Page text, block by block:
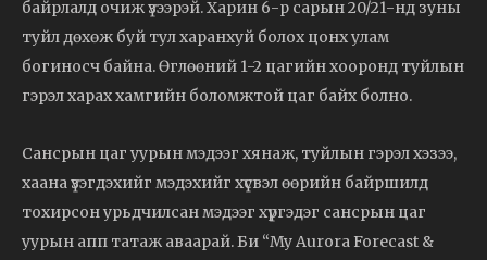
байрлалд очиж үзээрэй. Харин 6-р сарын 20/21-нд зуны
туйл дөхөж буй тул харанхуй болох цонх улам
богиносч байна. Өглөөний 1-2 цагийн хооронд туйлын
гэрэл харах хамгийн боломжтой цаг байх болно.
Сансрын цаг уурын мэдээг хянаж, туйлын гэрэл хэзээ,
хаана үзэгдэхийг мэдэхийг хүсвэл өөрийн байршилд
тохирсон урьдчилсан мэдээг хүргэдэг сансрын цаг
уурын апп татаж аваарай. Би “My Aurora Forecast &